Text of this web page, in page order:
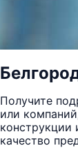
Получите
или
конструкции
качество